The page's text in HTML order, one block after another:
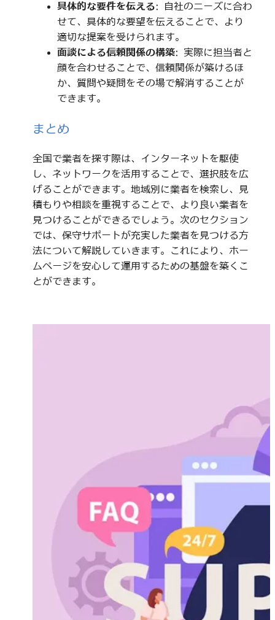
具体的な要件を伝える: 自社のニーズに合わ
せて、具体的な要望を伝えることで、より
適切な提案を受けられます。
面談による信頼関係の構築: 実際に担当者と
顔を合わせることで、信頼関係が築けるほ
か、質問や疑問をその場で解消することが
できます。
まとめ
全国で業者を探す際は、インターネットを駆使
し、ネットワークを活用することで、選択肢を広
げることができます。地域別に業者を検索し、見
積もりや相談を重視することで、より良い業者を
見つけることができるでしょう。次のセクション
では、保守サポートが充実した業者を見つける方
法について解説していきます。これにより、ホー
ムページを安心して運用するための基盤を築くこ
とができます。